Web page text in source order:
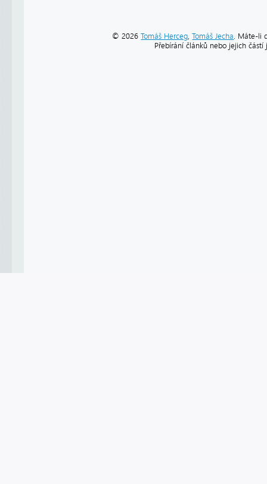
© 2026Tomáš Herceg ,Tomáš Jecha . Máte-li
Přebírání článků nebo jejich